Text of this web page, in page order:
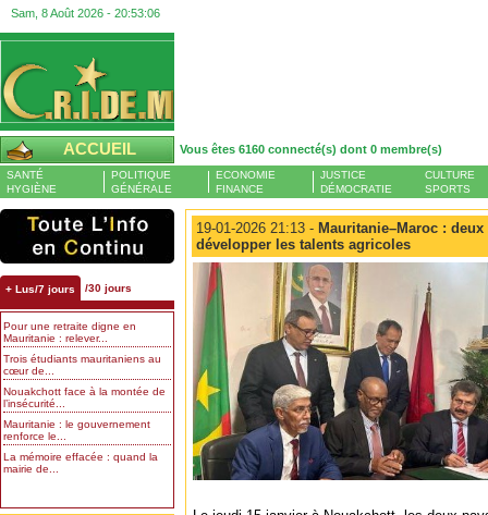
Sam, 8 Août 2026 - 20:53:06
ACCUEIL Vous êtes 6160 connecté(s) dont 0 membre(s)
SANTÉ
HYGIÈNE
POLITIQUE
GÉNÉRALE
ECONOMIE
FINANCE
JUSTICE
DÉMOCRATIE
CULTURE
SPORTS
+ Lus/7 jours /30 jours
Pour une retraite digne en
Mauritanie : relever...
Trois étudiants mauritaniens au
cœur de...
Nouakchott face à la montée de
l’insécurité...
Mauritanie : le gouvernement
renforce le...
La mémoire effacée : quand la
mairie de...
19-01-2026 21:13 - Mauritanie–Maroc :
développer les talents agricoles